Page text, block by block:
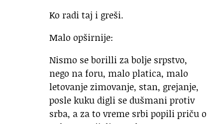
Ko radi taj i greši.
Malo opširnije:
Nismo se borilli za bolje srpstvo,
nego na foru, malo platica, malo
letovanje zimovanje, stan, grejanje,
posle kuku digli se dušmani protiv
srba, a za to vreme srbi popili priču o